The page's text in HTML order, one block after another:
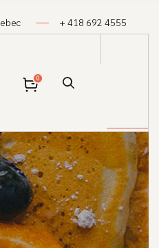
+ 418 692 4555
0